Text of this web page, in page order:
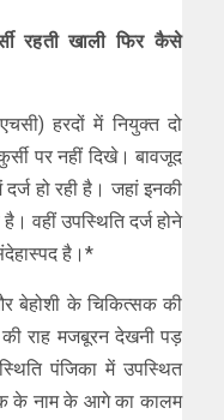
रहती खाली फिर कैसे
हरदों में नियुक्त दो
पर नहीं दिखे। बावजूद
हो रही है। जहां इनकी
वहीं उपस्थिति दर्ज होने
है।*
बेहोशी के चिकित्सक की
की राह मजबूरन देखनी पड़
पंजिका में उपस्थित
के नाम के आगे का कालम